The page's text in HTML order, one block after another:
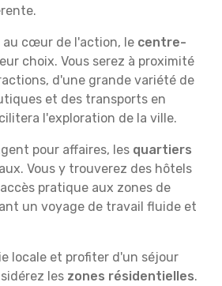
au cœur de l'action, le centre-
choix. Vous serez à proximité
d'une grande variété de
et des transports en
l'exploration de la ville.
pour affaires, les quartiers
Vous y trouverez des hôtels
pratique aux zones de
un voyage de travail fluide et
locale et profiter d'un séjour
les zones résidentielles.